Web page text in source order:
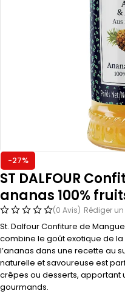
-27%
ST DALFOUR
ananas 100%
(0 Avis) Rédiger
St. Dalfour Confiture de
combine le goût exotique de
l’ananas dans une recette au
naturelle et savoureuse est
crêpes ou desserts, apportant
gourmands.